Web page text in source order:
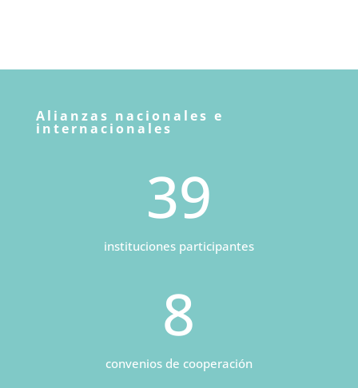
Alianzas nacionales e
internacionales
39
instituciones participantes
8
convenios de cooperación